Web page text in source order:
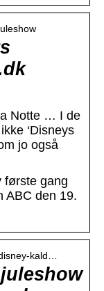
Notte … I de
‘Disneys
jo også
første gang
ABC den 19.
kald…